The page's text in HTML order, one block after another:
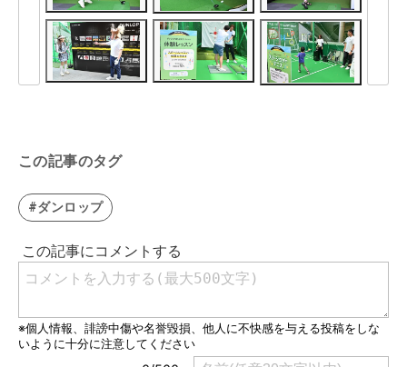
この記事のタグ
#ダンロップ